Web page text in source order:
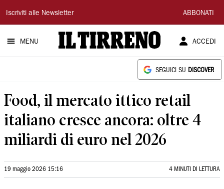
Il
Tirreno
Iscriviti alle Newsletter ABBONATI
MENU ACCEDI
SEGUICI SU DISCOVER
Food, il mercato ittico retail
italiano cresce ancora: oltre 4
miliardi di euro nel 2026
19 maggio 2026 15:16 4 MINUTI DI LETTURA